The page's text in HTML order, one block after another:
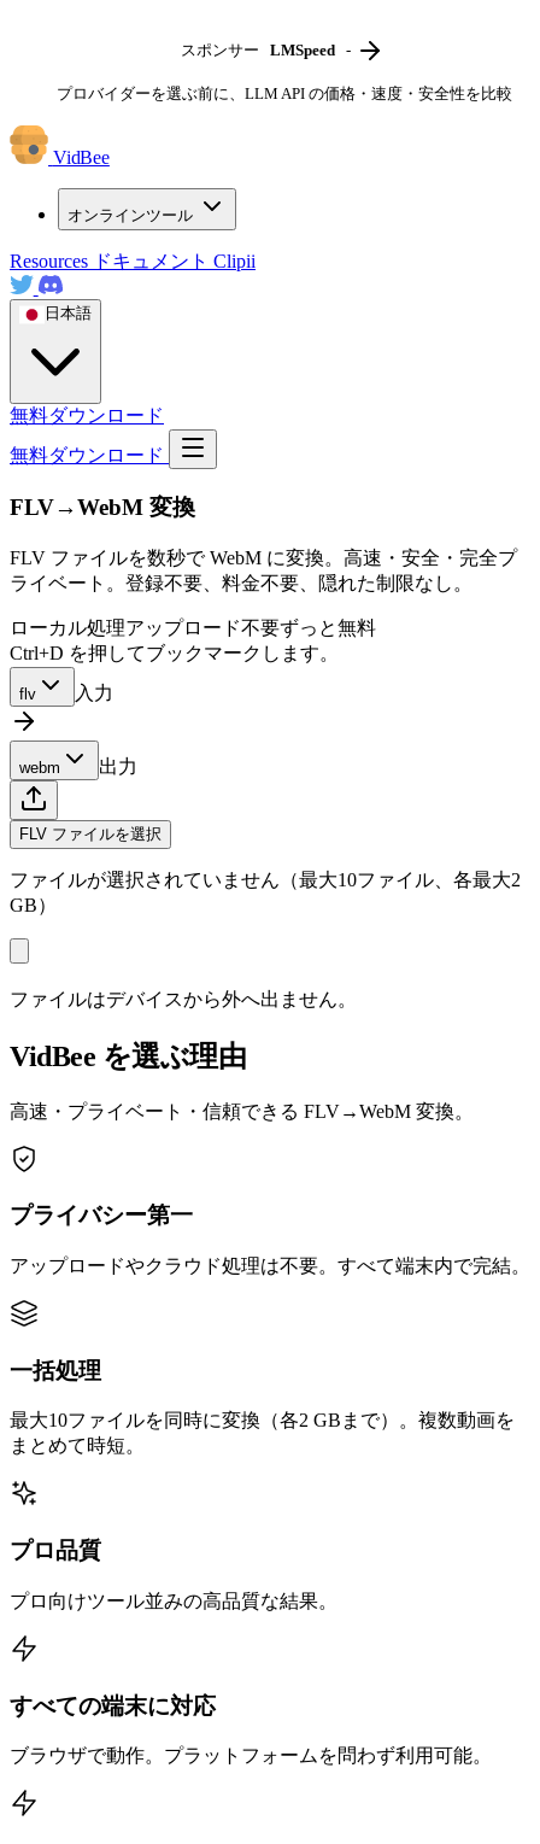
スポンサー LMSpeed -
プロバイダーを選ぶ前に、LLM API の価格・速度・安全性を比較
VidBee
オンラインツール
Resources ドキュメント Clipii
日本語
無料ダウンロード
無料ダウンロード
FLV→WebM 変換
FLV ファイルを数秒で WebM に変換。高速・安全・完全プ
ライベート。登録不要、料金不要、隠れた制限なし。
ローカル処理アップロード不要ずっと無料
Ctrl+D を押してブックマークします。
flv 入力
webm 出力
FLV ファイルを選択
ファイルが選択されていません（最大10ファイル、各最大2
GB）
ファイルはデバイスから外へ出ません。
VidBee を選ぶ理由
高速・プライベート・信頼できる FLV→WebM 変換。
プライバシー第一
アップロードやクラウド処理は不要。すべて端末内で完結。
一括処理
最大10ファイルを同時に変換（各2 GBまで）。複数動画を
まとめて時短。
プロ品質
プロ向けツール並みの高品質な結果。
すべての端末に対応
ブラウザで動作。プラットフォームを問わず利用可能。